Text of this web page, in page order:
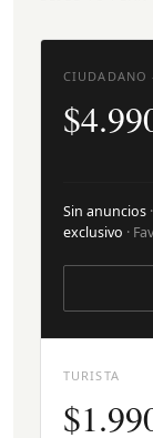
TURISTA
CIUDADANO
Sin anuncios
exclusivo ·